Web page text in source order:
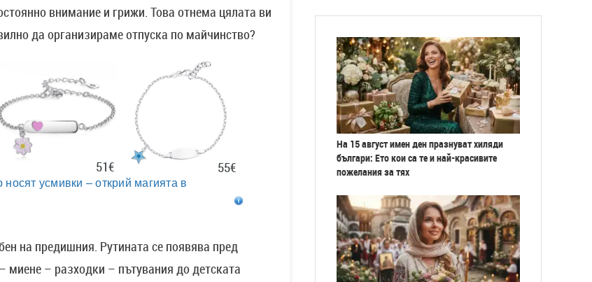
внимание и грижи. Това отнема цялата ви
да организираме отпуска по майчинство?
51€ 55€
усмивки – открий магията в
на предишния. Рутината се появява пред
– разходки – пътувания до детската
На 15 август имен ден празнуват хиляди
българи: Ето кои са те и най-красивите
пожелания за тях